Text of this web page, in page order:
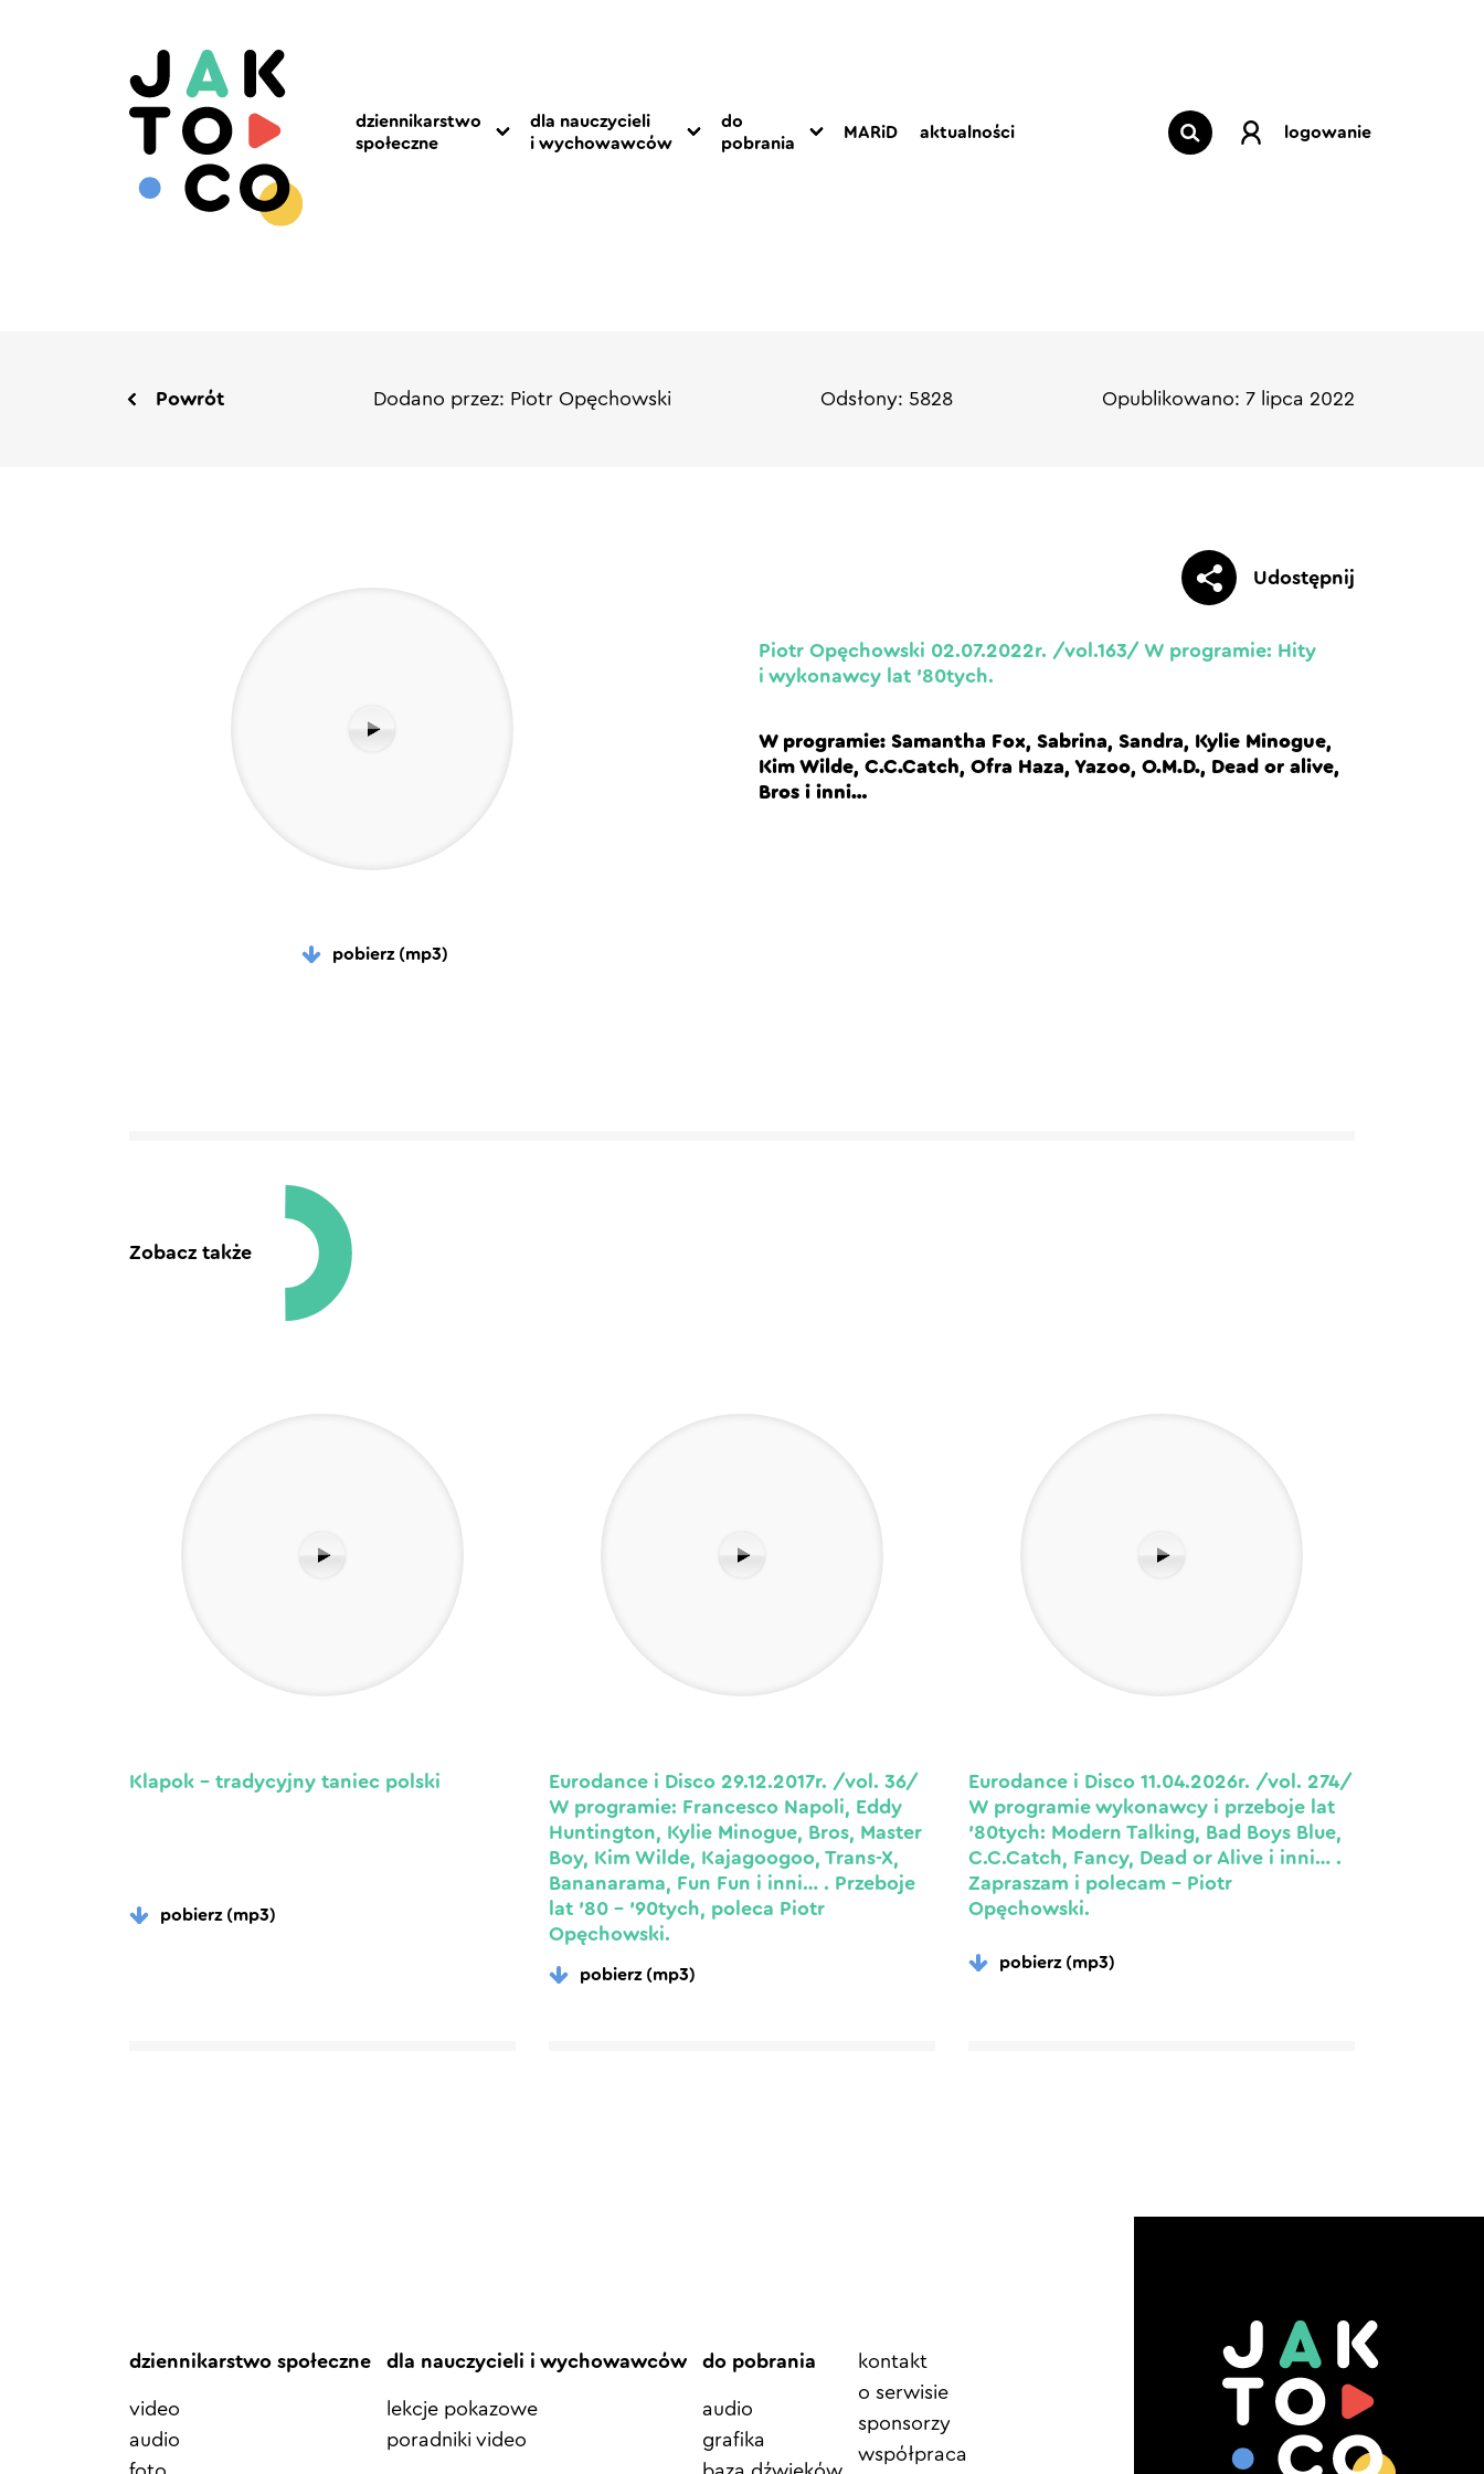
dziennikarstwo
społeczne
dla nauczycieli
i wychowawców
do
pobrania
MARiD aktualności logowanie
Powrót Dodano przez: Piotr Opęchowski Odsłony: 5828 Opublikowano: 7 lipca 2022
pobierz (mp3)
Udostępnij
Piotr Opęchowski 02.07.2022r. /vol.163/ W programie: Hity
i wykonawcy lat ’80tych.
W programie: Samantha Fox, Sabrina, Sandra, Kylie Minogue,
Kim Wilde, C.C.Catch, Ofra Haza, Yazoo, O.M.D., Dead or alive,
Bros i inni…
Zobacz także
Klapok – tradycyjny taniec polski
pobierz (mp3)
Eurodance i Disco 29.12.2017r. /vol. 36/
W programie: Francesco Napoli, Eddy
Huntington, Kylie Minogue, Bros, Master
Boy, Kim Wilde, Kajagoogoo, Trans-X,
Bananarama, Fun Fun i inni… . Przeboje
lat ’80 – ’90tych, poleca Piotr
Opęchowski.
pobierz (mp3)
Eurodance i Disco 11.04.2026r. /vol. 274/
W programie wykonawcy i przeboje lat
’80tych: Modern Talking, Bad Boys Blue,
C.C.Catch, Fancy, Dead or Alive i inni… .
Zapraszam i polecam – Piotr
Opęchowski.
pobierz (mp3)
dziennikarstwo społeczne
video
audio
dla nauczycieli i wychowawców
lekcje pokazowe
poradniki video
do pobrania
audio
grafika
Element
menu
kontakt
o serwisie
sponsorzy
współpraca